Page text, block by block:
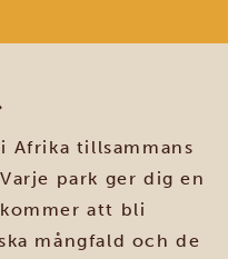
Afrika tillsammans
park ger dig en
att bli
mångfald och de